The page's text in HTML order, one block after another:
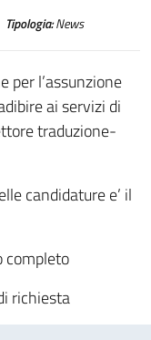
Tipologia:News
per l’assunzione
ai servizi di
traduzione-
candidature e’ il
completo
richiesta